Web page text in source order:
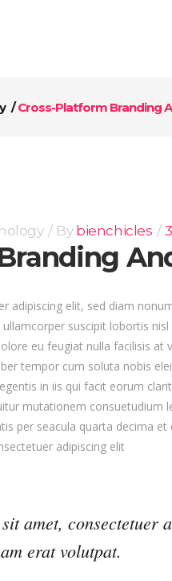
/Cross-Platform Branding
By bienchicles
adipiscing elit, sed diam
suscipit lobortis
eu feugiat nulla facilisis
tempor cum soluta nobis
in iis qui facit eorum
mutationem
per seacula quarta decima
adipiscing elit
amet, consectetuer
erat volutpat.